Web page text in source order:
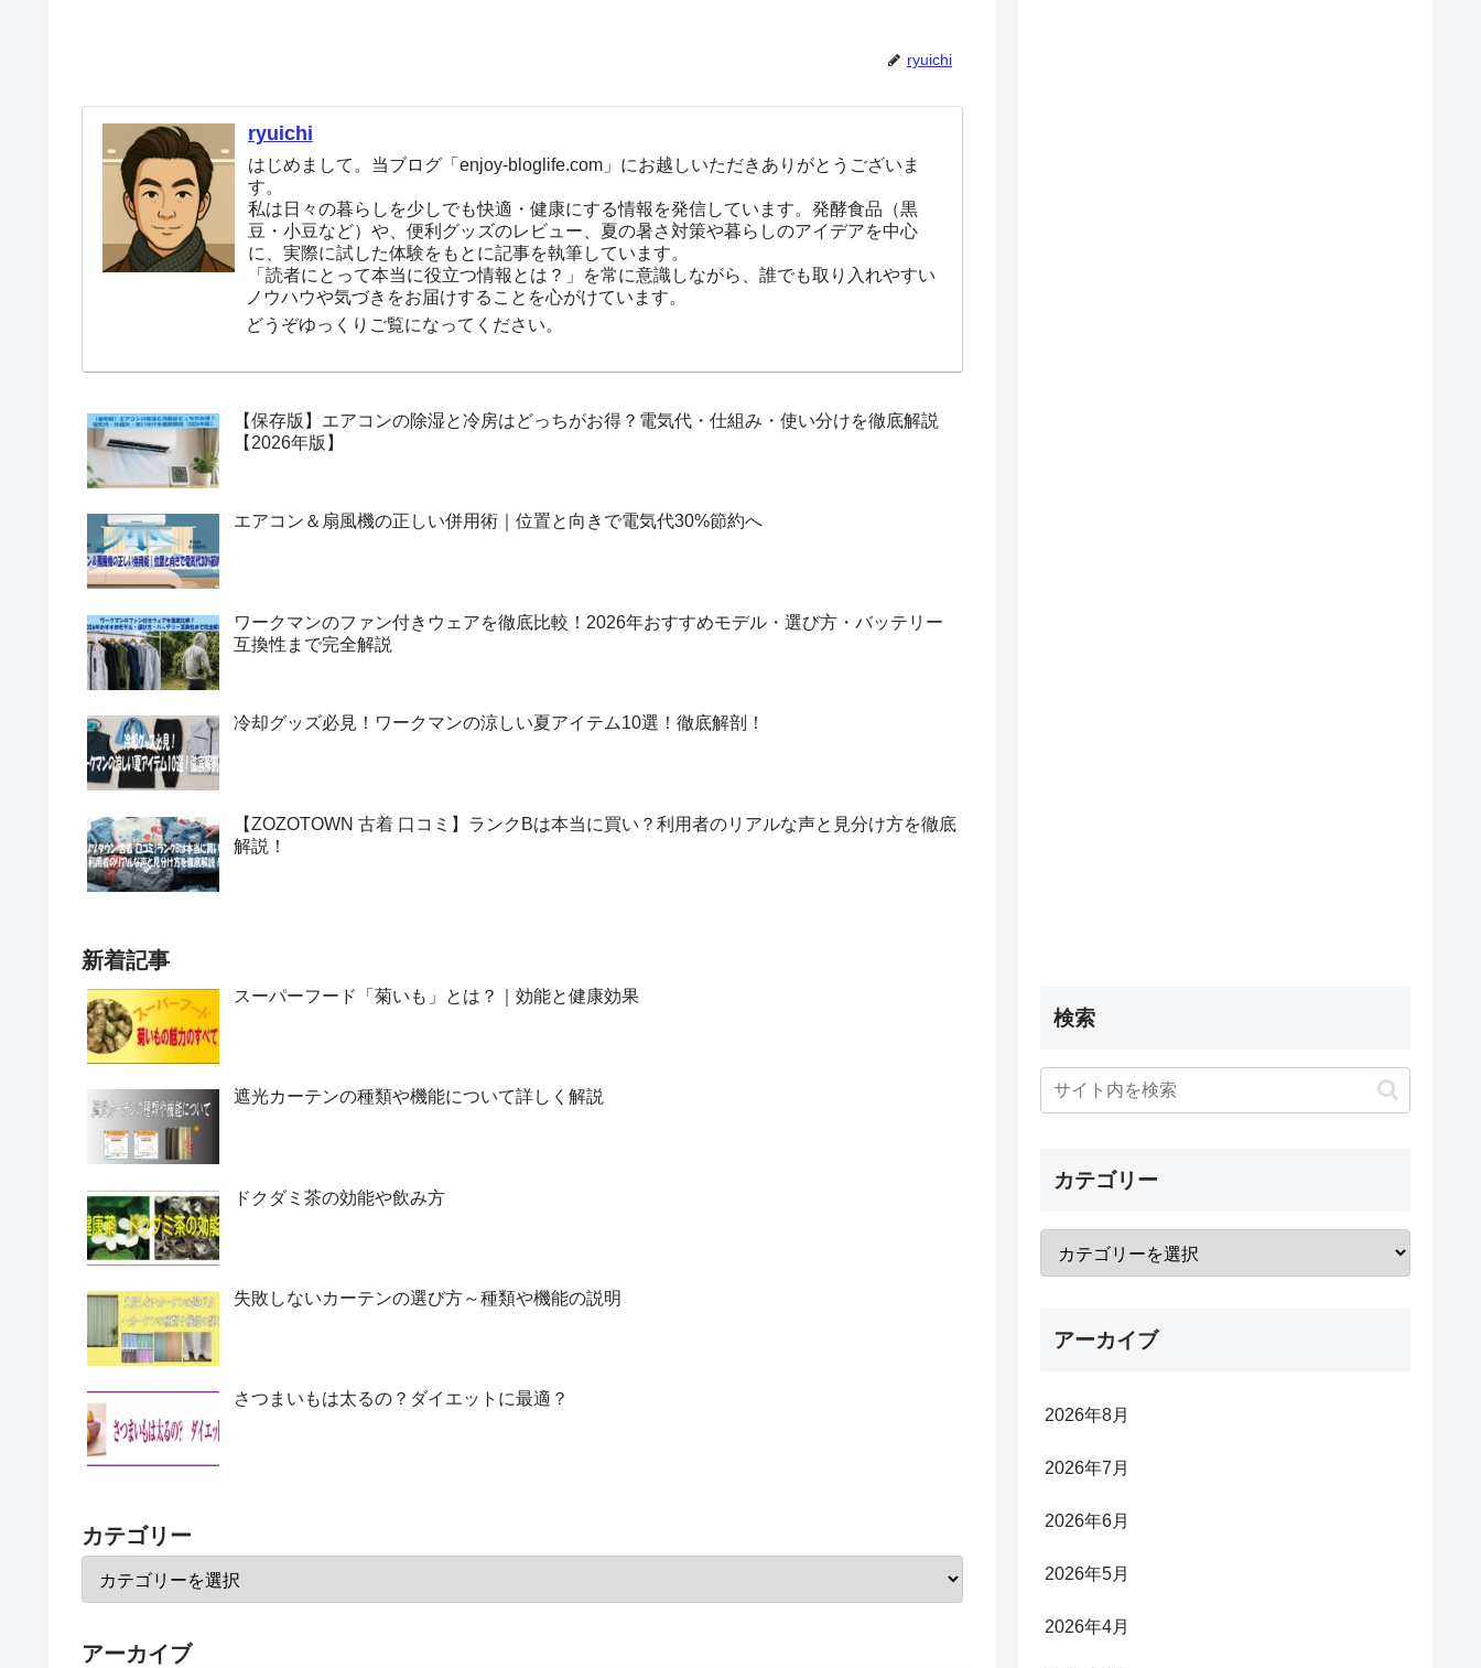
ryuichi
ryuichi
はじめまして。当ブログ「enjoy-bloglife.com」にお越しいただきありがとうございま
す。
私は日々の暮らしを少しでも快適・健康にする情報を発信しています。発酵食品（黒
豆・小豆など）や、便利グッズのレビュー、夏の暑さ対策や暮らしのアイデアを中心
に、実際に試した体験をもとに記事を執筆しています。
「読者にとって本当に役立つ情報とは？」を常に意識しながら、誰でも取り入れやすい
ノウハウや気づきをお届けすることを心がけています。
どうぞゆっくりご覧になってください。
【保存版】エアコンの除湿と冷房はどっちがお得？電気代・仕組み・使い分けを徹底解説
【2026年版】
エアコン＆扇風機の正しい併用術｜位置と向きで電気代30%節約へ
ワークマンのファン付きウェアを徹底比較！2026年おすすめモデル・選び方・バッテリー
互換性まで完全解説
冷却グッズ必見！ワークマンの涼しい夏アイテム10選！徹底解剖！
【ZOZOTOWN 古着 口コミ】ランクBは本当に買い？利用者のリアルな声と見分け方を徹底
解説！
新着記事
スーパーフード「菊いも」とは？｜効能と健康効果
遮光カーテンの種類や機能について詳しく解説
ドクダミ茶の効能や飲み方
失敗しないカーテンの選び方～種類や機能の説明
さつまいもは太るの？ダイエットに最適？
カテゴリー
アーカイブ
検索
カテゴリー
アーカイブ
2026年8月
2026年7月
2026年6月
2026年5月
2026年4月